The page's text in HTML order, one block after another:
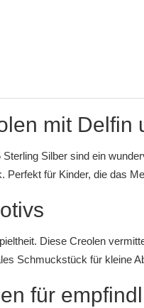
mit Delfin
Silber sind ein
Perfekt für Kinder, die das
Diese Creolen
Schmuckstück für kleine
für